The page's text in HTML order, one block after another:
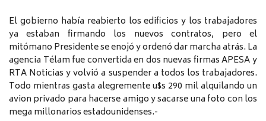
El gobierno había reabierto los edificios y los trabajadores
ya estaban firmando los nuevos contratos, pero el
mitómano Presidente se enojó y ordenó dar marcha atrás. La
agencia Télam fue convertida en dos nuevas firmas APESA y
RTA Noticias y volvió a suspender a todos los trabajadores.
Todo mientras gasta alegremente u$s 290 mil alquilando un
avion privado para hacerse amigo y sacarse una foto con los
mega millonarios estadounidenses.-